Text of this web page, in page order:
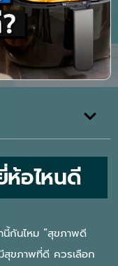
ห้อไหนดี
นี้กันไหม “สุขภาพดี
สุขภาพที่ดี ควรเลือก